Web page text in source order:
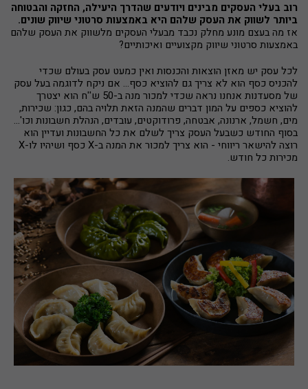
רוב בעלי העסקים מבינים ויודעים שהדרך היעילה, החזקה והבטוחה
ביותר לשווק את העסק שלהם היא באמצעות סרטוני שיווק שונים.
אז מה בעצם מונע מחלק נכבד מבעלי העסקים מלשווק את העסק שלהם
באמצעות סרטוני שיווק מקצועיים ואיכותיים?
לכל עסק יש מאזן הוצאות והכנסות ואין כמעט עסק בעולם שכדי
להכניס כסף הוא לא צריך גם להוציא כסף... אם ניקח לדוגמה בעל עסק
של מסעדנות אנחנו נראה שכדי למכור מנה ב-50 ש''ח הוא יצטרך
להוציא כספים על המון דברים שהמנה הזאת תלויה בהם, כגון: שכירות,
מים, חשמל, ארנונה, אבטחה, פרודוקטים, עובדים, הנהלת חשבונות וכו'...
בסוף החודש כשבעל העסק צריך לשלם את כל החשבונות ועדיין הוא
רוצה להישאר ריווחי - הוא צריך למכור את המנה ב-X כסף ושיהיו לו-X
מכירות כל חודש.